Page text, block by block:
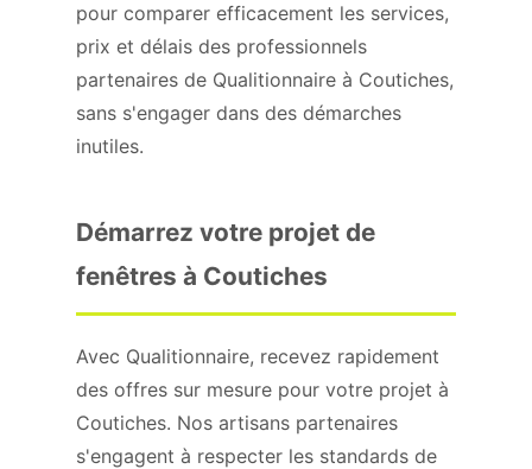
pour comparer efficacement les services,
prix et délais des professionnels
partenaires de Qualitionnaire à Coutiches,
sans s'engager dans des démarches
inutiles.
Démarrez votre projet de
fenêtres à Coutiches
Avec Qualitionnaire, recevez rapidement
des offres sur mesure pour votre projet à
Coutiches. Nos artisans partenaires
s'engagent à respecter les standards de